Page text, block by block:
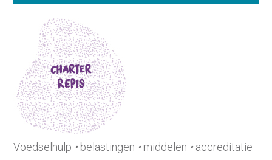
Voedselhulp • belastingen • middelen • accreditatie